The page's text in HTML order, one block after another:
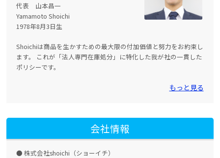
代表 山本昌一
Yamamoto Shoichi
1978年8月3日生
Shoichiは商品を生かすための最大限の付加価値と努力をお約束し
ます。 これが「法人専門在庫処分」に特化した我が社の一貫した
ポリシーです。
もっと見る
会社情報
株式会社shoichi（ショーイチ）